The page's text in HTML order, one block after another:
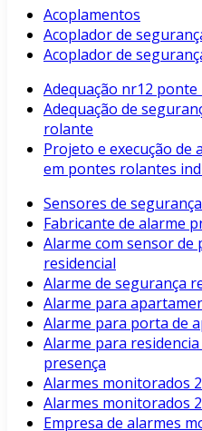
Acoplamentos
Acoplador de
Acoplador de
Adequação nr12
Adequação de
rolante
Projeto e execução de
em pontes rolantes
Sensores de
Fabricante de alarme
Alarme com sensor de
residencial
Alarme de segurança
Alarme para
Alarme para porta de
Alarme para
presença
Alarmes monitorados
Alarmes monitorados
Empresa de alarmes